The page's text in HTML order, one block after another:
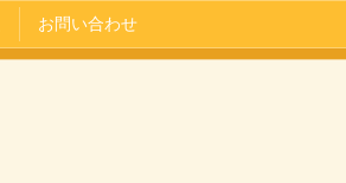
お問い合わせ